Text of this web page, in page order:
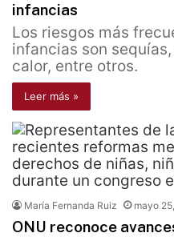
infancias
Los riesgos más
infancias son
calor, entre otros.
Leer más »
María Fernanda Ruiz mayo
ONU reconoce